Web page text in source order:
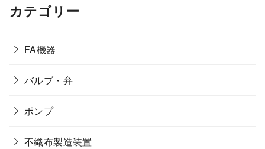
カテゴリー
FA機器
バルブ・弁
ポンプ
不織布製造装置